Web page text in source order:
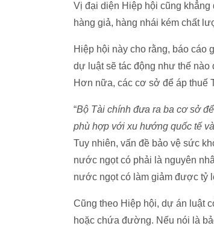
Vị đại diện Hiệp hội cũng
hàng giả, hàng nhái kém chất
Hiệp hội này cho rằng, báo cáo
dự luật sẽ tác động như thế
Hơn nữa, các cơ sở để áp thuế
“Bộ Tài chính đưa ra ba cơ sở
phù hợp với xu hướng quốc tế
Tuy nhiên, vấn đề bảo vệ sức
nước ngọt có phải là nguyên
nước ngọt có làm giảm được tỷ
Cũng theo Hiệp hội, dự án luật
hoặc chứa đường. Nếu nói là